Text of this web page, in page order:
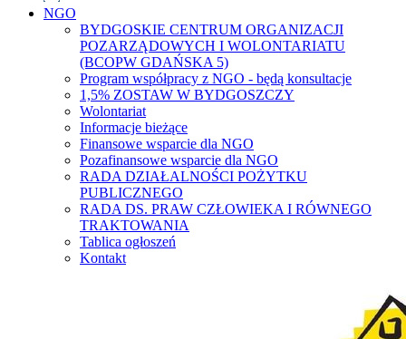
NGO
BYDGOSKIE CENTRUM ORGANIZACJI
POZARZĄDOWYCH I WOLONTARIATU
(BCOPW GDAŃSKA 5)
Program współpracy z NGO - będą konsultacje
1,5% ZOSTAW W BYDGOSZCZY
Wolontariat
Informacje bieżące
Finansowe wsparcie dla NGO
Pozafinansowe wsparcie dla NGO
RADA DZIAŁALNOŚCI POŻYTKU
PUBLICZNEGO
RADA DS. PRAW CZŁOWIEKA I RÓWNEGO
TRAKTOWANIA
Tablica ogłoszeń
Kontakt